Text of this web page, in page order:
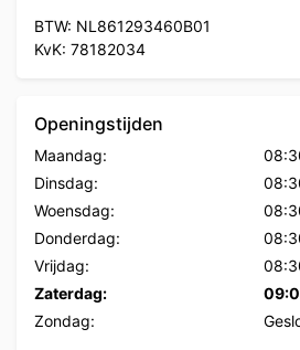
BTW: NL861293460B01
KvK: 78182034
Openingstijden
Maandag:
Dinsdag:
Woensdag:
Donderdag:
Vrijdag:
Zaterdag:
Zondag: